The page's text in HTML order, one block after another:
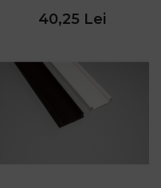
40,25 Lei